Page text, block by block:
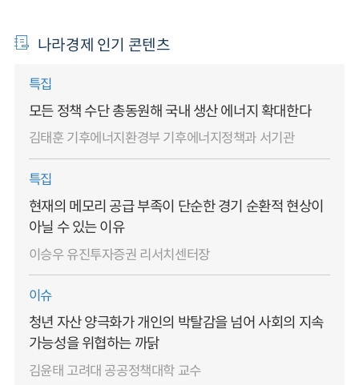
나라경제 인기 콘텐츠
특집
모든 정책 수단 총동원해 국내 생산 에너지 확대한다
김태훈 기후에너지환경부 기후에너지정책과 서기관
특집
현재의 메모리 공급 부족이 단순한 경기 순환적 현상이
아닐 수 있는 이유
이승우 유진투자증권 리서치센터장
이슈
청년 자산 양극화가 개인의 박탈감을 넘어 사회의 지속
가능성을 위협하는 까닭
김윤태 고려대 공공정책대학 교수